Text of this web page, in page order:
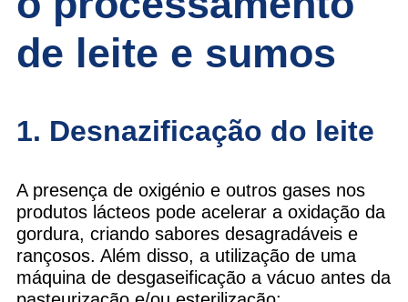
de leite e sumos
1. Desnazificação do leite
A presença de oxigénio e outros gases nos
produtos lácteos pode acelerar a oxidação da
gordura, criando sabores desagradáveis e
rançosos. Além disso, a utilização de uma
máquina de desgaseificação a vácuo antes da